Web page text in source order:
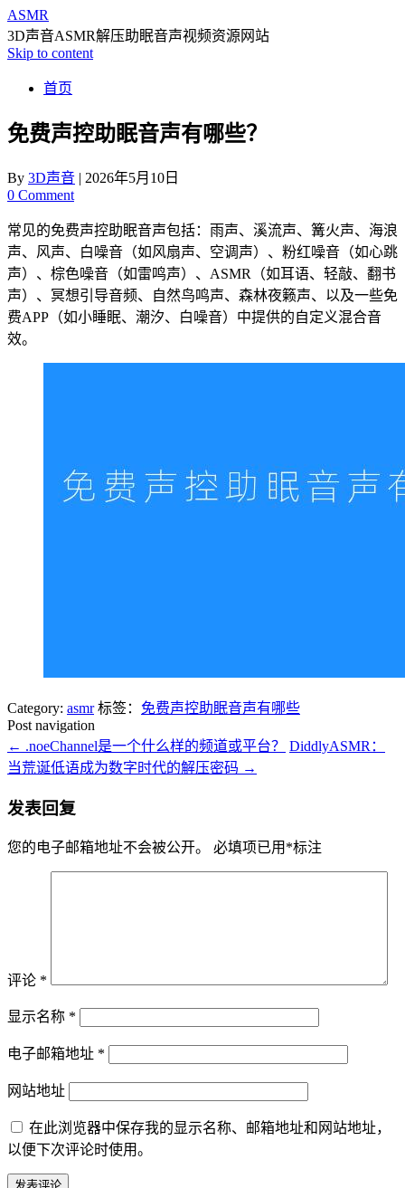
ASMR
3D声音ASMR解压助眠音声视频资源网站
Skip to content
首页
免费声控助眠音声有哪些？
By 3D声音 | 2026年5月10日
0 Comment
常见的免费声控助眠音声包括：雨声、溪流声、篝火声、海浪
声、风声、白噪音（如风扇声、空调声）、粉红噪音（如心跳
声）、棕色噪音（如雷鸣声）、ASMR（如耳语、轻敲、翻书
声）、冥想引导音频、自然鸟鸣声、森林夜籁声、以及一些免
费APP（如小睡眠、潮汐、白噪音）中提供的自定义混合音
效。
Category: asmr 标签： 免费声控助眠音声有哪些
Post navigation
← .noeChannel是一个什么样的频道或平台？
DiddlyASMR：
当荒诞低语成为数字时代的解压密码 →
发表回复
您的电子邮箱地址不会被公开。 必填项已用 *标注
评论 *
显示名称 *
电子邮箱地址 *
网站地址
在此浏览器中保存我的显示名称、邮箱地址和网站地址，
以便下次评论时使用。